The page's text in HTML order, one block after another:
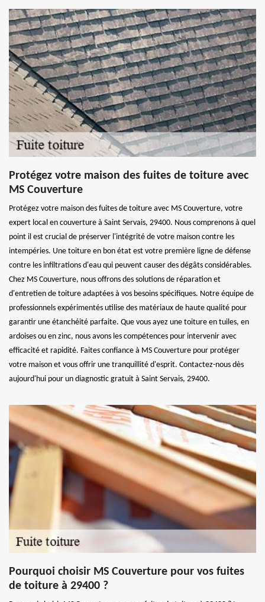
Protégez votre maison des fuites de toiture avec
MS Couverture
Protégez votre maison des fuites de toiture avec MS Couverture, votre
expert local en couverture à Saint Servais, 29400. Nous comprenons à quel
point il est crucial de préserver l'intégrité de votre maison contre les
intempéries. Une toiture en bon état est votre première ligne de défense
contre les infiltrations d'eau qui peuvent causer des dégâts considérables.
Chez MS Couverture, nous offrons des solutions de réparation et
d'entretien de toiture adaptées à vos besoins spécifiques. Notre équipe de
professionnels expérimentés utilise des matériaux de haute qualité pour
garantir une étanchéité parfaite. Que vous ayez une toiture en tuiles, en
ardoises ou en zinc, nous avons les compétences pour intervenir avec
efficacité et rapidité. Faites confiance à MS Couverture pour protéger
votre maison et vous offrir une tranquillité d'esprit. Contactez-nous dès
aujourd'hui pour un diagnostic gratuit à Saint Servais, 29400.
Pourquoi choisir MS Couverture pour vos fuites
de toiture à 29400 ?